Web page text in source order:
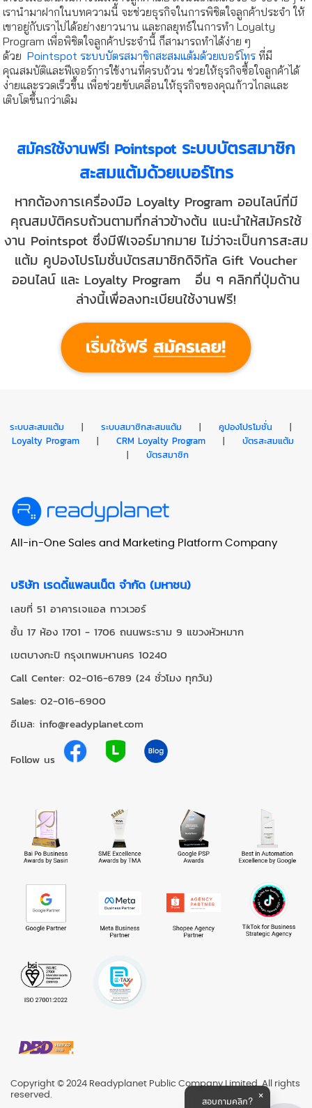
เรานำมาฝากในบทความนี้ จะช่วยธุรกิจในการพิชิตใจลูกค้าประจำ ให้
เขาอยู่กับเราไปได้อย่างยาวนาน และกลยุทธ์ในการทำ Loyalty
Program เพื่อพิชิตใจลูกค้าประจำนี้ ก็สามารถทำได้ง่าย ๆ
ด้วยPointspot ระบบบัตรสมาชิกสะสมแต้มด้วยเบอร์โทร ที่มี
คุณสมบัติและฟีเจอร์การใช้งานที่ครบถ้วน ช่วยให้ธุรกิจซื้อใจลูกค้าได้
ง่ายและรวดเร็วขึ้น เพื่อช่วยขับเคลื่อนให้ธุรกิจของคุณก้าวไกลและ
เติบโตขึ้นกว่าเดิม
สมัครใช้งานฟรี! Pointspot ระบบบัตรสมาชิก
สะสมแต้มด้วยเบอร์โทร
หากต้องการเครื่องมือ Loyalty Program ออนไลน์ที่มี
คุณสมบัติครบถ้วนตามที่กล่าวข้างต้น แนะนำให้สมัครใช้
งาน Pointspot ซึ่งมีฟีเจอร์มากมาย ไม่ว่าจะเป็นการสะสม
แต้ม คูปองโปรโมชั่นบัตรสมาชิกดิจิทัล Gift Voucher
ออนไลน์ และ Loyalty Program อื่น ๆ คลิกที่ปุ่มด้าน
ล่างนี้เพื่อลงทะเบียนใช้งานฟรี!
ระบบสะสมแต้ม | ระบบสมาชิกสะสมแต้ม | คูปองโปรโมชั่น
|
Loyalty Program
| CRM Loyalty Program |
บัตรสะสมแต้ม
|
บัตรสมาชิก
All-in-One Sales and Marketing Platform Company
บริษัท เรดดี้แพลนเน็ต จำกัด (มหาชน)
เลขที่ 51 อาคารเจแอล ทาวเวอร์
ชั้น 17 ห้อง 1701 - 1706 ถนนพระราม 9 แขวงหัวหมาก
เขตบางกะปิ กรุงเทพมหานคร 10240
Call Center: 02-016-6789 (24 ชั่วโมง ทุกวัน)
Sales: 02-016-6900
อีเมล: info@readyplanet.com
Follow us
Copyright © 2024 Readyplanet Public Company Limited. All rights
reserved.
สอบถามคลิก?